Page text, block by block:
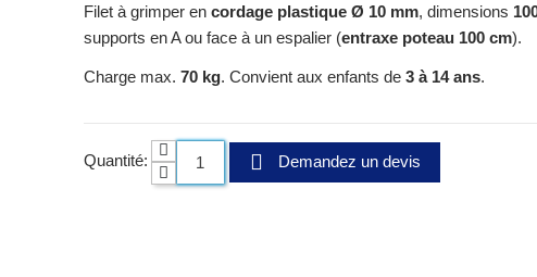
Filet à grimper encordage plastique Ø 10 mm, dimensions
supports en A ou face à un espalier (entraxe poteau 100 cm).
Charge max.70 kg. Convient aux enfants de3 à 14 ans.
Quantité: Demandez un devis